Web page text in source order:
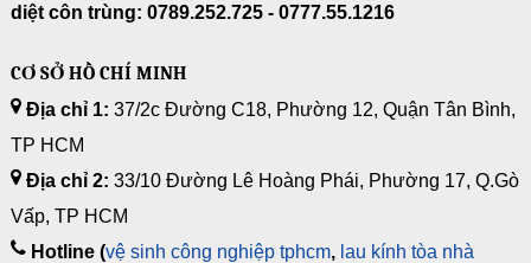
diệt côn trùng: 0789.252.725 - 0777.55.1216
CƠ SỞ HỒ CHÍ MINH
Địa chỉ 1: 37/2c Đường C18, Phường 12, Quận Tân Bình,
TP HCM
Địa chỉ 2: 33/10 Đường Lê Hoàng Phái, Phường 17, Q.Gò
Vấp, TP HCM
Hotline (vệ sinh công nghiệp tphcm, lau kính tòa nhà